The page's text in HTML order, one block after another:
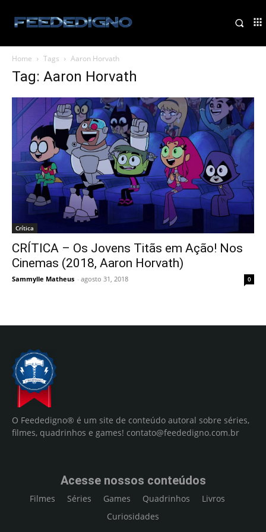
Home Tags Aaron Horvath
Tag: Aaron Horvath
Crítica
CRÍTICA – Os Jovens Titãs em Ação! Nos
Cinemas (2018, Aaron Horvath)
Sammylle Matheus - agosto 31, 2018 0
O Feededigno® é um site de conteúdo autoral sobre séries,
filmes, quadrinhos e games! contato@feededigno.com.br
Acesse nossos conteúdos
Filmes Séries Games Quadrinhos
Livros
Curiosidades